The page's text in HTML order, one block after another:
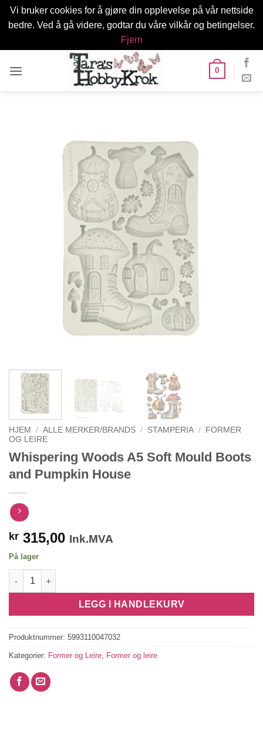
Vi bruker cookies for å gjøre din opplevelse på vår nettside
bedre. Ved å gå videre, godtar du våre vilkår og betingelser.
Fjern
0
HJEM / ALLE MERKER/BRANDS / STAMPERIA /
FORMER
OG LEIRE
Whispering Woods A5 Soft Mould Boots
and Pumpkin House
kr 315,00 Ink.MVA
På lager
Whispering Woods A5 Soft Mould Boots and Pumpkin House
LEGG I HANDLEKURV
Produktnummer: 5993110047032
Kategorier: Former og Leire, Former og leire